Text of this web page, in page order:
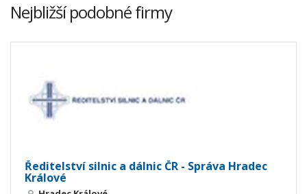
Nejbližší podobné firmy
Ředitelství silnic a dálnic ČR - Správa Hradec
Králové